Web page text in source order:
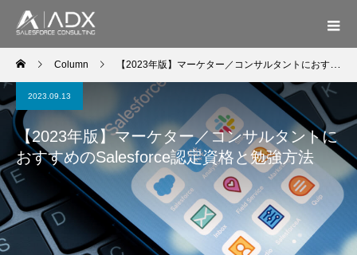
Column 【2023年版】マーケター／コンサルタントにおすすめのSalesforce認定資格と勉強方法
2023.09.13
【2023年版】マーケター／コンサルタントに
おすすめのSalesforce認定資格と勉強方法